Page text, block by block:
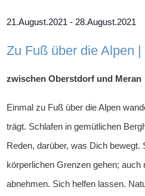
21.August.2021- 28.August.2021
Zu Fuß über die Alpen
zwischen Oberstdorf und Meran
Einmal zu Fuß über die Alpen
trägt. Schlafen in gemütlichen
Reden, darüber, was Dich bewegt.
körperlichen Grenzen gehen;
abnehmen. Sich helfen lassen.